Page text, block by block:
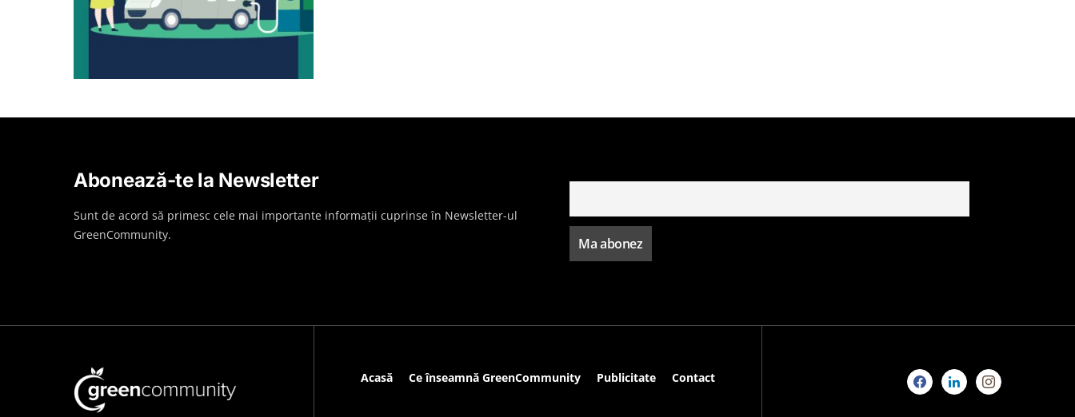
Abonează-te la Newsletter
Sunt de acord să primesc cele mai importante informații cuprinse în Newsletter-ul
GreenCommunity.
Acasă Ce înseamnă GreenCommunity Publicitate Contact